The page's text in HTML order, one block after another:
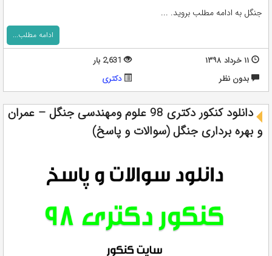
جنگل به ادامه مطلب بروید. ...
ادامه مطلب...
۱۱ خرداد ۱۳۹۸
2,631 بار
بدون نظر
دکتری
دانلود کنکور دکتری 98 علوم ومهندسی جنگل – عمران
و بهره برداری جنگل (سوالات و پاسخ)